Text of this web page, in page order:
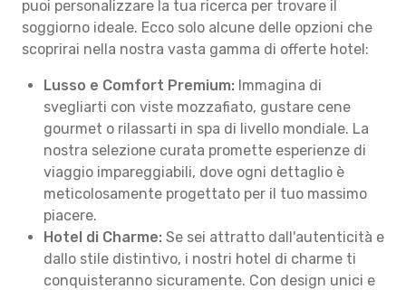
puoi personalizzare la tua ricerca per trovare il
soggiorno ideale. Ecco solo alcune delle opzioni che
scoprirai nella nostra vasta gamma di offerte hotel:
Lusso e Comfort Premium: Immagina di
svegliarti con viste mozzafiato, gustare cene
gourmet o rilassarti in spa di livello mondiale. La
nostra selezione curata promette esperienze di
viaggio impareggiabili, dove ogni dettaglio è
meticolosamente progettato per il tuo massimo
piacere.
Hotel di Charme: Se sei attratto dall'autenticità e
dallo stile distintivo, i nostri hotel di charme ti
conquisteranno sicuramente. Con design unici e